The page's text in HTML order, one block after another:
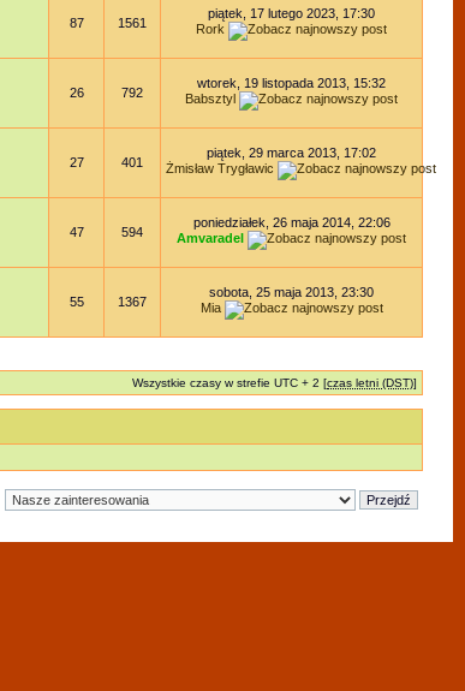
87 1561
piątek, 17 lutego 2023, 17:30
Rork
26 792
wtorek, 19 listopada 2013, 15:32
Babsztyl
27 401
piątek, 29 marca 2013, 17:02
Żmisław Trygławic
47 594
poniedziałek, 26 maja 2014, 22:06
Amvaradel
55 1367
sobota, 25 maja 2013, 23:30
Mia
Wszystkie czasy w strefie UTC + 2 [czas letni (DST)]